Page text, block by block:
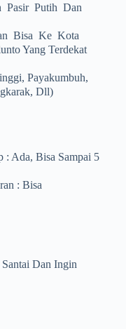
Pasir Putih Dan
Bisa Ke Kota
Yang Terdekat
Payakumbuh,
Dll)
: Ada, Bisa Sampai 5
: Bisa
Dan Ingin